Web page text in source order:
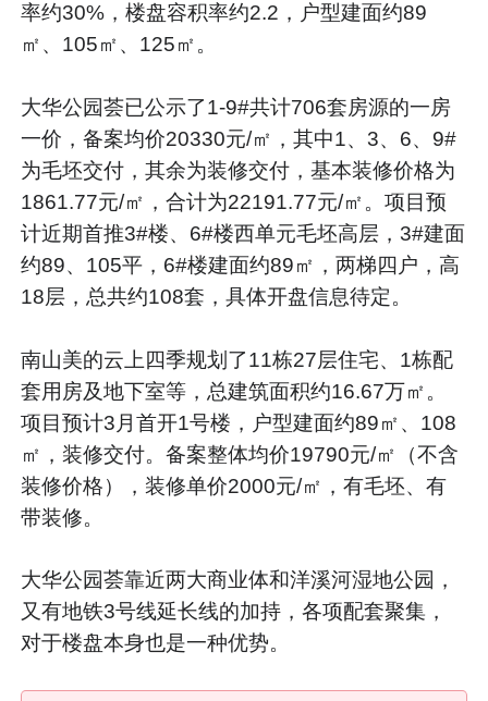
率约30%，楼盘容积率约2.2，户型建面约89
㎡、105㎡、125㎡。
大华公园荟已公示了1-9#共计706套房源的一房
一价，备案均价20330元/㎡，其中1、3、6、9#
为毛坯交付，其余为装修交付，基本装修价格为
1861.77元/㎡，合计为22191.77元/㎡。项目预
计近期首推3#楼、6#楼西单元毛坯高层，3#建面
约89、105平，6#楼建面约89㎡，两梯四户，高
18层，总共约108套，具体开盘信息待定。
南山美的云上四季规划了11栋27层住宅、1栋配
套用房及地下室等，总建筑面积约16.67万㎡。
项目预计3月首开1号楼，户型建面约89㎡、108
㎡，装修交付。备案整体均价19790元/㎡（不含
装修价格），装修单价2000元/㎡，有毛坯、有
带装修。
大华公园荟靠近两大商业体和洋溪河湿地公园，
又有地铁3号线延长线的加持，各项配套聚集，
对于楼盘本身也是一种优势。